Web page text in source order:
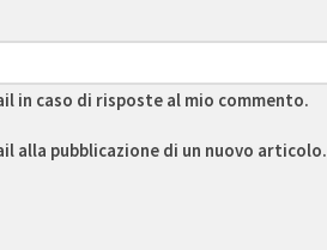
in caso di risposte al mio commento.
alla pubblicazione di un nuovo articolo.